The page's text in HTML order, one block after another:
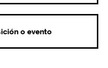
o evento